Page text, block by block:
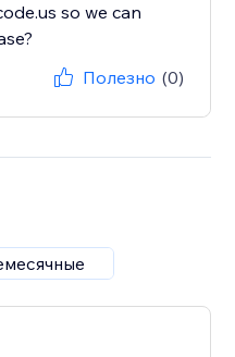
so we can
Полезно (0)